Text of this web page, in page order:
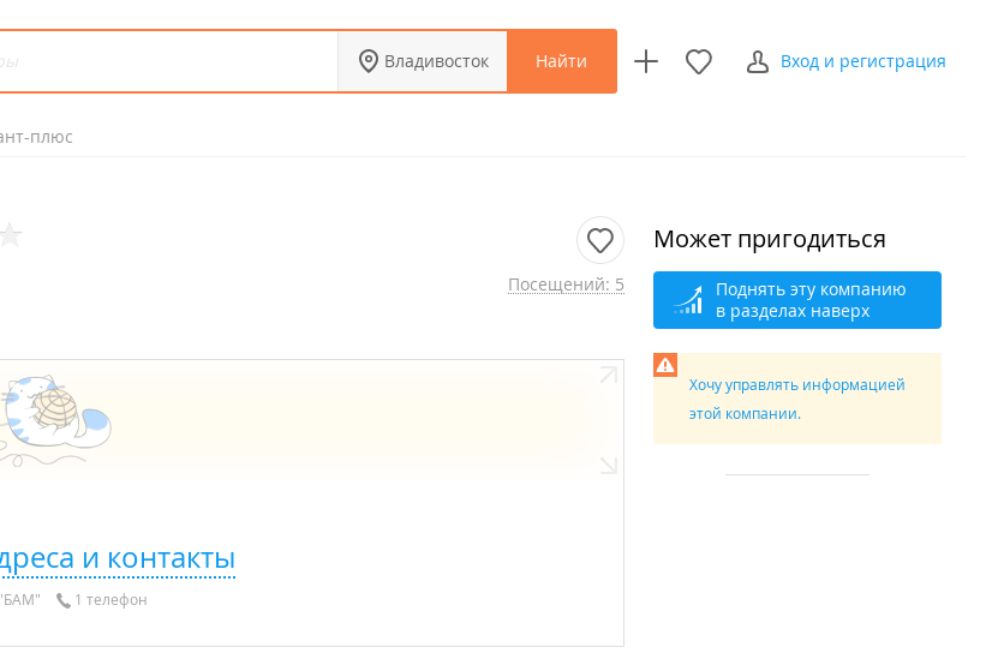
Владивосток Найти Вход и регистрация
плюс
Посещений: 5
и контакты
1 телефон
Может пригодиться
Поднять эту компанию
в разделах наверх
Хочу управлять информацией
этой компании.